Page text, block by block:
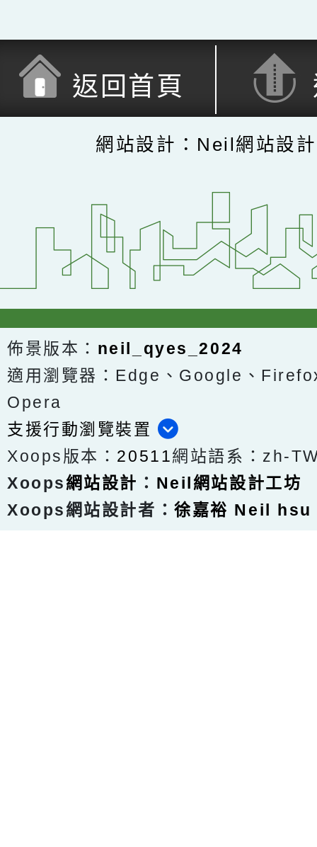
返回首頁
網站設計：Neil網站設
佈景版本： neil_qyes_2024
適用瀏覽器：Edge、Google、
Opera
支援行動瀏覽裝置
Xoops版本： 20511網站語系：zh-
Xoops網站設計 ： Neil網站設計工坊
Xoops網站設計者：徐嘉裕 Neil hsu